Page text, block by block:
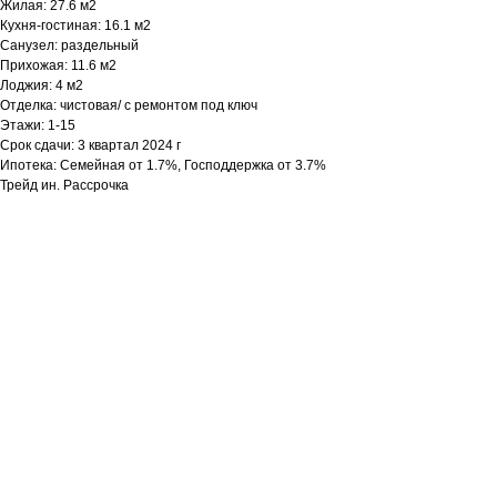
Жилая: 27.6 м2
Кухня-гостиная: 16.1 м2
Санузел: раздельный
Прихожая: 11.6 м2
Лоджия: 4 м2
Отделка: чистовая/ с ремонтом под ключ
Этажи: 1-15
Срок сдачи: 3 квартал 2024 г
Ипотека: Семейная от 1.7%, Господдержка от 3.7%
Трейд ин. Рассрочка